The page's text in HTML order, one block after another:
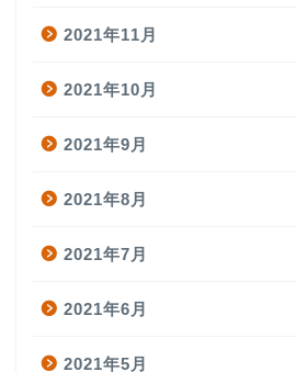
2021年11月
2021年10月
2021年9月
2021年8月
2021年7月
2021年6月
2021年5月